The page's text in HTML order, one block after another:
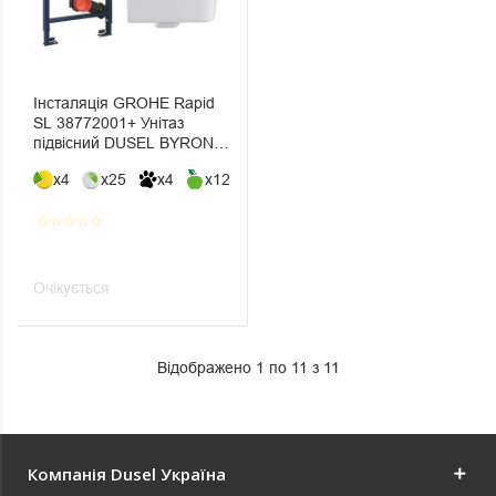
Інсталяція GROHE Rapid
SL 38772001+ Унітаз
підвісний DUSEL BYRON +
Панель змиву Grohe Skate
x4 x25 x4 x12
star_borderstar_borderstar_borderstar_borderstar_border
Очікується
Відображено 1 по 11 з 11
Компанія Dusel Україна